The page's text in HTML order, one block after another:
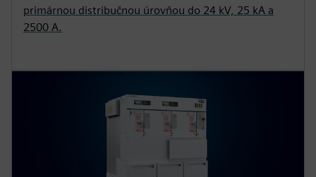
primárnou distribučnou úrovňou do 24 kV, 25 kA a
2500 A.